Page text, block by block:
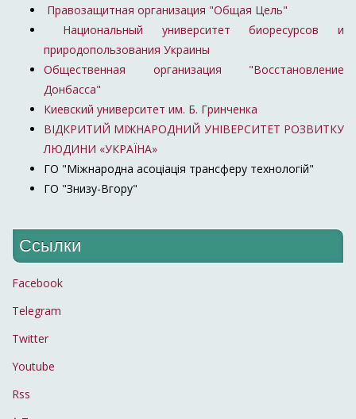
Правозащитная организация "Общая Цель"
Национальный университет биоресурсов и
природопользования Украины
Общественная организация "Восстановление
Донбасса"
Киевский университет им. Б. Гринченка
ВІДКРИТИЙ МІЖНАРОДНИЙ УНІВЕРСИТЕТ РОЗВИТКУ
ЛЮДИНИ «УКРАЇНА»
ГО "Міжнародна асоціація трансферу технологій"
ГО "Знизу-Вгору"
Ссылки
Facebook
Telegram
Twitter
Youtube
Rss